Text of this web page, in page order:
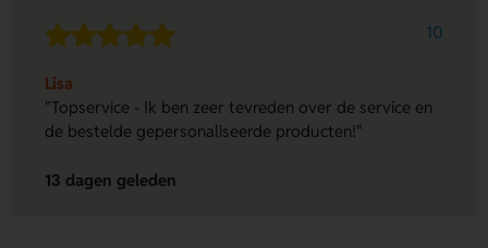
10
Lisa
"Topservice - Ik ben zeer tevreden over de service en
de bestelde gepersonaliseerde producten!"
13 dagen geleden